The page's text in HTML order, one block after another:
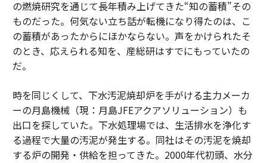
の燃焼研究を通じて長年積み上げてきた“知の蓄積”その
ものだった。何気ない立ち話が転機になり得たのは、こ
の蓄積があったからにほかならない。声をかけられたそ
のとき、応えられる知を、産総研はすでにもっていたの
だ。
時を同じくして、下水汚泥焼却炉を手がける主力メーカ
ーの月島機械（現：月島JFEアクアソリューション）も
出口を探していた。下水処理場では、生活排水を浄化す
る過程で大量の汚泥が発生する。同社はその汚泥を焼却
する炉の開発・供給を担ってきた。2000年代初頭、水分